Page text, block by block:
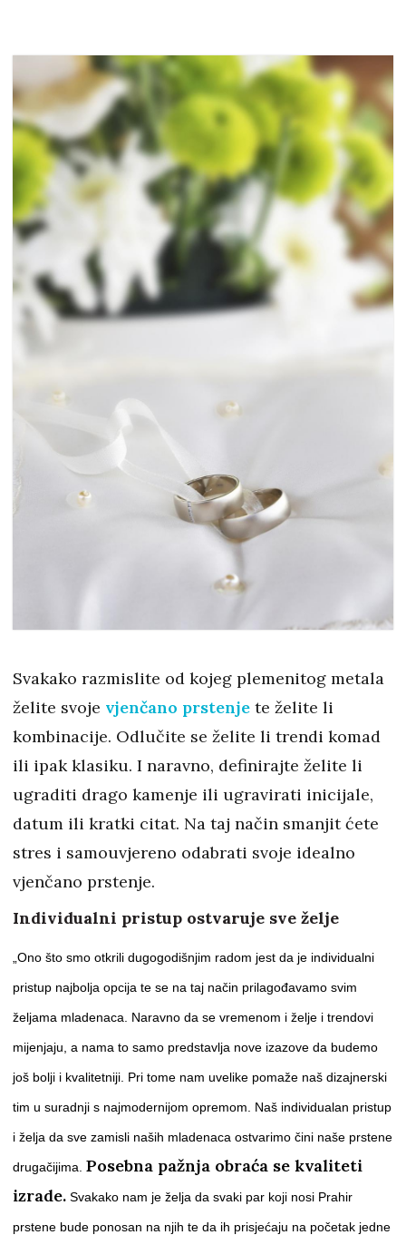
Svakako razmislite od kojeg plemenitog metala
želite svoje vjenčano prstenje te želite li
kombinacije. Odlučite se želite li trendi komad
ili ipak klasiku. I naravno, definirajte želite li
ugraditi drago kamenje ili ugravirati inicijale,
datum ili kratki citat. Na taj način smanjit ćete
stres i samouvjereno odabrati svoje idealno
vjenčano prstenje.
Individualni pristup ostvaruje sve želje
„Ono što smo otkrili dugogodišnjim radom jest da je individualni
pristup najbolja opcija te se na taj način prilagođavamo svim
željama mladenaca. Naravno da se vremenom i želje i trendovi
mijenjaju, a nama to samo predstavlja nove izazove da budemo
još bolji i kvalitetniji. Pri tome nam uvelike pomaže naš dizajnerski
tim u suradnji s najmodernijom opremom. Naš individualan pristup
i želja da sve zamisli naših mladenaca ostvarimo čini naše prstene
drugačijima. Posebna pažnja obraća se kvaliteti
izrade. Svakako nam je želja da svaki par koji nosi Prahir
prstene bude ponosan na njih te da ih prisjećaju na početak jedne